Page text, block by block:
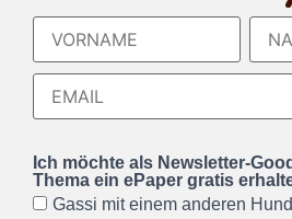
Ich möchte als Newsletter-
Thema ein ePaper gratis
Gassi mit einem anderen Hund